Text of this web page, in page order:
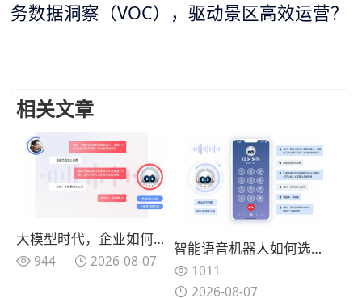
务数据洞察（VOC），驱动景区高效运营？
相关文章
大模型时代，企业如何打造“懂业务、能闭环”的智能语音客服？
944 2026-08-07
智能语音机器人如何选型？2026年核心技术解析与合力亿捷落地实践
1011
2026-08-07